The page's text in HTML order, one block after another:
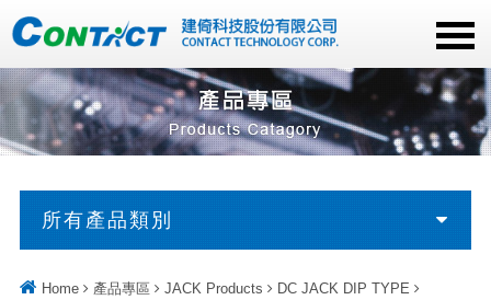
所有產品類別
Home 產品專區 JACK Products
DC JACK DIP TYPE